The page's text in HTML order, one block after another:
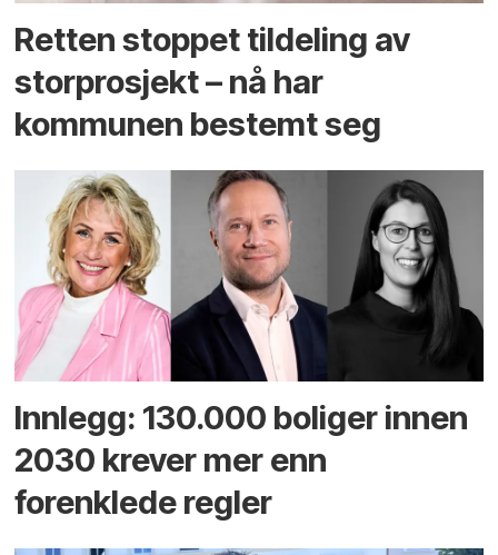
Retten stoppet tildeling av
storprosjekt – nå har
kommunen bestemt seg
Innlegg: 130.000 boliger innen
2030 krever mer enn
forenklede regler